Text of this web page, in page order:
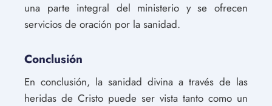
una parte integral del ministerio y se ofrecen
servicios de oración por la sanidad.
Conclusión
En conclusión, la sanidad divina a través de las
heridas de Cristo puede ser vista tanto como un